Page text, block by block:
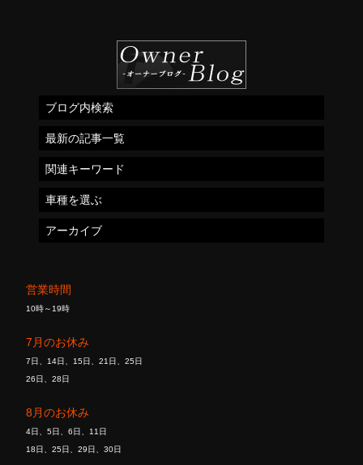
営業時間
10時～19時
7月のお休み
7日、14日、15日、21日、25日
26日、28日
8月のお休み
4日、5日、6日、11日
18日、25日、29日、30日
ブログ内検索
最新の記事一覧
関連キーワード
車種を選ぶ
アーカイブ